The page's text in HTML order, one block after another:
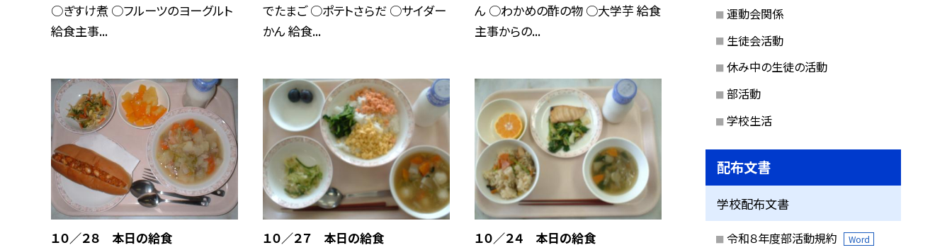
○ぎすけ煮 ○フルーツのヨーグルト
給食主事...
でたまご ○ポテトさらだ ○サイダー
かん 給食...
ん ○わかめの酢の物 ○大学芋 給食
主事からの...
１０／２８ 本日の給食 １０／２７ 本日の給食 １０／２４ 本日の給食
運動会関係
生徒会活動
休み中の生徒の活動
部活動
学校生活
配布文書
学校配布文書
令和８年度部活動規約 Word